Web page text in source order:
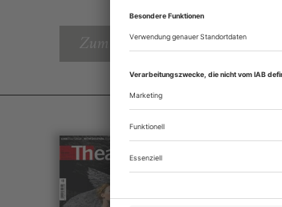
Zum Inhaltsverzeichnis
Theater
von